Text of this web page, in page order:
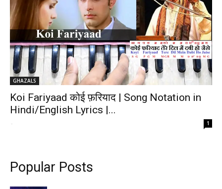
GHAZALS
Koi Fariyaad कोई फ़रियाद | Song Notation in
Hindi/English Lyrics |...
- 1
Popular Posts